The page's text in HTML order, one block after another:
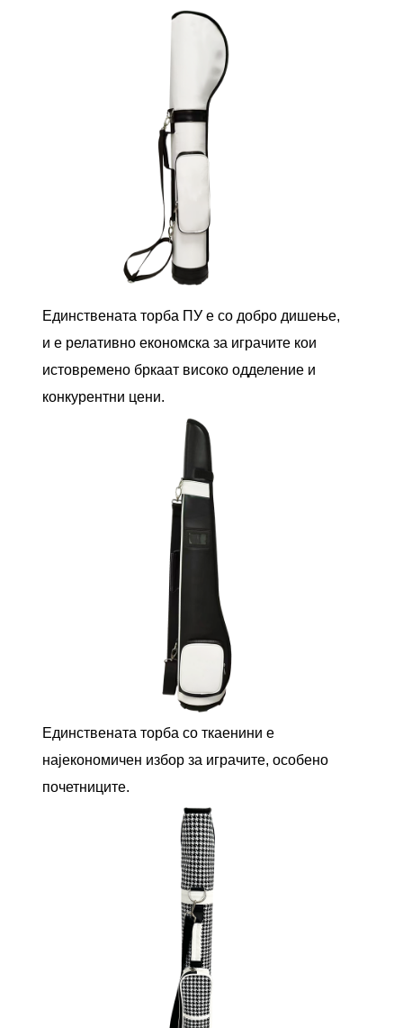
Единствената торба ПУ е со добро дишење,
и е релативно економска за играчите кои
истовремено бркаат високо одделение и
конкурентни цени.
Единствената торба со ткаенини е
најекономичен избор за играчите, особено
почетниците.